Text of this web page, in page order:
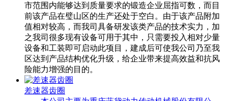
市范围内能够达到质量要求的锻造企业屈指可数，而目
前该产品在璧山区的生产还处于空白。由于该产品附加
值相对较高，而我司具备研发该类产品的技术实力，加
之我司很多现有设备可用于其中，只需要投入相对少量
设备和工装即可启动此项目，建成后可使我公司乃至我
区达到产品结构优化升级，给企业带来提高效益和抗风
险能力增强的目的。
差速器齿圈